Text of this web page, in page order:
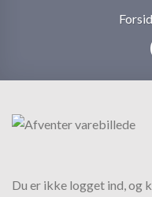
Du er ikke logget ind, og